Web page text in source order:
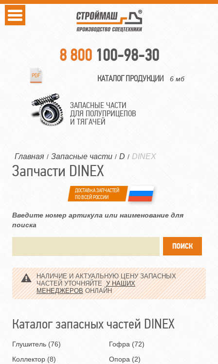
8 800 100-98-30
КАТАЛОГ ПРОДУКЦИИ 6 мб
ЗАПАСНЫЕ ЧАСТИ
ДЛЯ ПОЛУПРИЦЕПОВ
И ТЯГАЧЕЙ
Главная / Запасные части / D / DINEX
Запчасти DINEX
ДОСТАВКА ЗАПЧАСТЕЙ
ПО ВСЕЙ РОССИИ
Введите номер артикула или наименование для
поиска
НАЛИЧИЕ И АКТУАЛЬНУЮ ЦЕНУ ЗАПАСНЫХ
ЧАСТЕЙ УТОЧНЯЙТЕУ НАШИХ
МЕНЕДЖЕРОВОНЛАЙН
Каталог запасных частей DINEX
Глушитель (76)
Гофра (72)
Коллектор (8)
Опора (2)